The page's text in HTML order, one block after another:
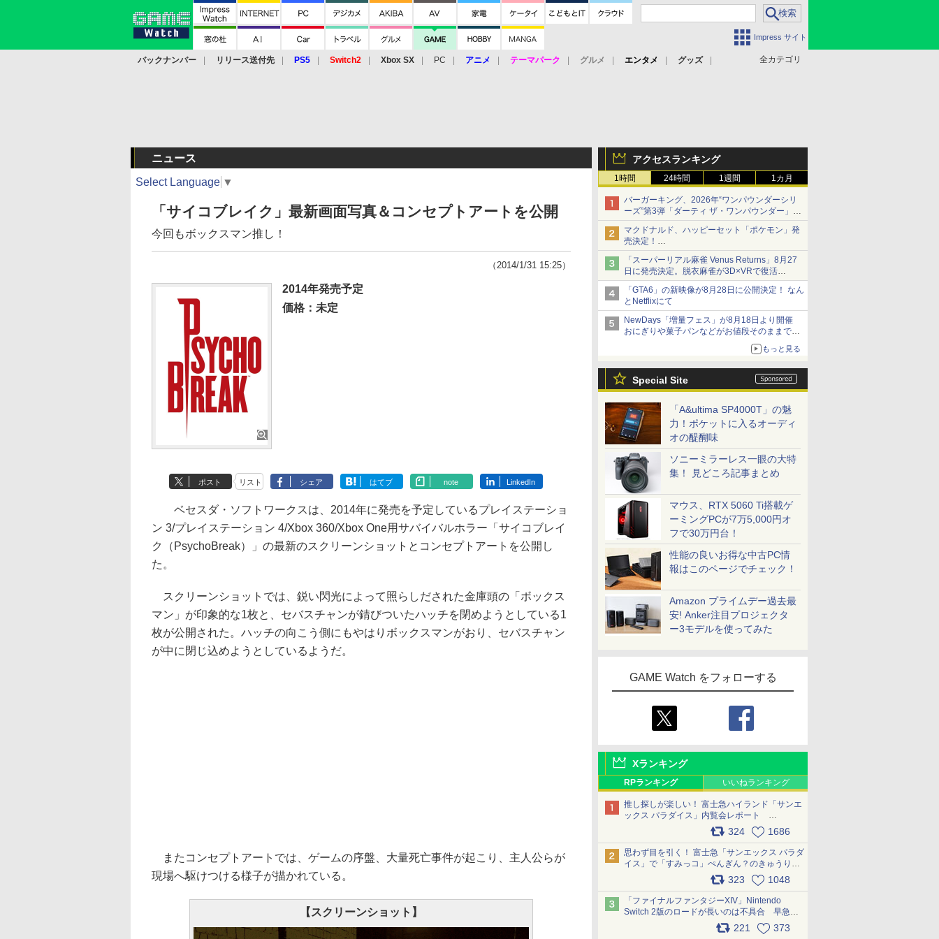
Impress サイト
全カテゴリ
バックナンバー リリース送付先 PS5 Switch2 Xbox SX PC アニメ テーマパーク グルメ エンタメ
グッズ
アクセスランキング
1時間 24時間 1週間 1カ月
バーガーキング、2026年“ワンパウンダーシリ
ーズ”第3弾「ダーティ ザ・ワンパウンダー」を
8月7日発売
「特製ガーリックマヨソース」を使用した超大
型チーズバーガー
マクドナルド、ハッピーセット「ポケモン」発
売決定！
ポケモン30周年記念で30匹が大集合
「スーパーリアル麻雀 Venus Returns」8月27
日に発売決定。脱衣麻雀が3D×VRで復活
発売から2週間は20%オフになるセールが実施
「GTA6」の新映像が8月28日に公開決定！ なん
とNetflixにて
NewDays「増量フェス」が8月18日より開催
おにぎりや菓子パンなどがお値段そのままで最
もっと見る
Special Site
「A&ultima SP4000T」の魅
力！ポケットに入るオーディ
オの醍醐味
ソニーミラーレス一眼の大特
集！ 見どころ記事まとめ
マウス、RTX 5060 Ti搭載ゲ
ーミングPCが7万5,000円オ
フで30万円台！
性能の良いお得な中古PC情
報はこのページでチェック！
Amazon プライムデー過去最
安! Anker注目プロジェクタ
ー3モデルを使ってみた
GAME Watch をフォローする
Xランキング
RPランキング いいねランキング
推し探しが楽しい！ 富士急ハイランド「サンエ
ックス パラダイス」内覧会レポート
324 1686
思わず目を引く！ 富士急「サンエックス パラダ
イス」で「すみっコ」ぺんぎん？のきゅうりド
ッグを食べてみた イラストそのままのメニュ
ー化に挑戦。これが意外にもおいしい
pic.x.com/Kgl04hZaeg
323 1048
「ファイナルファンタジーXIV」Nintendo
Switch 2版のロードが長いのは不具合 早急に
アップデートできるよう対応中221 373
ニュース
Select Language ▼
「サイコブレイク」最新画面写真＆コンセプトアートを公開
今回もボックスマン推し！
（2014/1/31 15:25）
2014年発売予定
価格：未定
ポスト リスト シェア はてブ note LinkedIn
ベセスダ・ソフトワークスは、2014年に発売を予定しているプレイステーショ
ン 3/プレイステーション 4/Xbox 360/Xbox One用サバイバルホラー「サイコブレイ
ク（PsychoBreak）」の最新のスクリーンショットとコンセプトアートを公開し
た。
スクリーンショットでは、鋭い閃光によって照らしだされた金庫頭の「ボックス
マン」が印象的な1枚と、セバスチャンが錆びついたハッチを閉めようとしている1
枚が公開された。ハッチの向こう側にもやはりボックスマンがおり、セバスチャン
が中に閉じ込めようとしているようだ。
またコンセプトアートでは、ゲームの序盤、大量死亡事件が起こり、主人公らが
現場へ駆けつける様子が描かれている。
【スクリーンショット】